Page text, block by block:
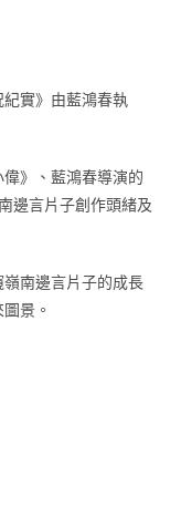
實》由藍鴻春執
》、藍鴻春導演的
邊言片子創作頭緒及
南邊言片子的成長
景。